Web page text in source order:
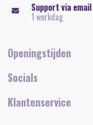
Support via email
1 werkdag
Openingstijden
Socials
Klantenservice